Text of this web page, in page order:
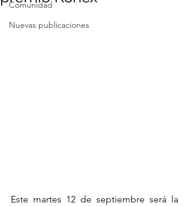
Comunidad
Nuevas publicaciones
Este martes 12 de septiembre será la